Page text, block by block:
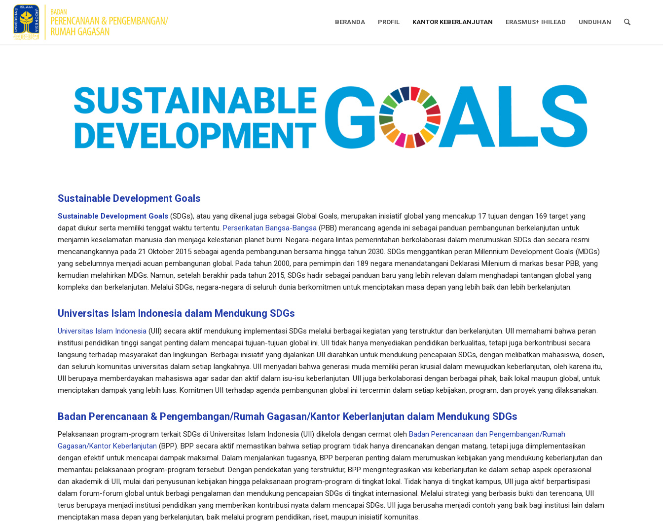
BERANDA PROFIL KANTOR KEBERLANJUTAN ERASMUS+ IHILEAD UNDUHAN
Sustainable Development Goals
Sustainable Development Goals (SDGs), atau yang dikenal juga sebagai Global Goals, merupakan inisiatif global yang mencakup 17 tujuan dengan 169 target yang
dapat diukur serta memiliki tenggat waktu tertentu.Perserikatan Bangsa-Bangsa (PBB) merancang agenda ini sebagai panduan pembangunan berkelanjutan untuk
menjamin keselamatan manusia dan menjaga kelestarian planet bumi. Negara-negara lintas pemerintahan berkolaborasi dalam merumuskan SDGs dan secara resmi
mencanangkannya pada 21 Oktober 2015 sebagai agenda pembangunan bersama hingga tahun 2030. SDGs menggantikan peran Millennium Development Goals (MDGs)
yang sebelumnya menjadi acuan pembangunan global. Pada tahun 2000, para pemimpin dari 189 negara menandatangani Deklarasi Milenium di markas besar PBB, yang
kemudian melahirkan MDGs. Namun, setelah berakhir pada tahun 2015, SDGs hadir sebagai panduan baru yang lebih relevan dalam menghadapi tantangan global yang
kompleks dan berkelanjutan. Melalui SDGs, negara-negara di seluruh dunia berkomitmen untuk menciptakan masa depan yang lebih baik dan lebih berkelanjutan.
Universitas Islam Indonesia dalam Mendukung SDGs
Universitas Islam Indonesia (UII) secara aktif mendukung implementasi SDGs melalui berbagai kegiatan yang terstruktur dan berkelanjutan. UII memahami bahwa peran
institusi pendidikan tinggi sangat penting dalam mencapai tujuan-tujuan global ini. UII tidak hanya menyediakan pendidikan berkualitas, tetapi juga berkontribusi secara
langsung terhadap masyarakat dan lingkungan. Berbagai inisiatif yang dijalankan UII diarahkan untuk mendukung pencapaian SDGs, dengan melibatkan mahasiswa, dosen,
dan seluruh komunitas universitas dalam setiap langkahnya. UII menyadari bahwa generasi muda memiliki peran krusial dalam mewujudkan keberlanjutan, oleh karena itu,
UII berupaya memberdayakan mahasiswa agar sadar dan aktif dalam isu-isu keberlanjutan. UII juga berkolaborasi dengan berbagai pihak, baik lokal maupun global, untuk
menciptakan dampak yang lebih luas. Komitmen UII terhadap agenda pembangunan global ini tercermin dalam setiap kebijakan, program, dan proyek yang dilaksanakan.
Badan Perencanaan & Pengembangan/Rumah Gagasan/Kantor Keberlanjutan dalam Mendukung SDGs
Pelaksanaan program-program terkait SDGs di Universitas Islam Indonesia (UII) dikelola dengan cermat olehBadan Perencanaan dan Pengembangan/Rumah
Gagasan/Kantor Keberlanjutan (BPP). BPP secara aktif memastikan bahwa setiap program tidak hanya direncanakan dengan matang, tetapi juga diimplementasikan
dengan efektif untuk mencapai dampak maksimal. Dalam menjalankan tugasnya, BPP berperan penting dalam merumuskan kebijakan yang mendukung keberlanjutan dan
memantau pelaksanaan program-program tersebut. Dengan pendekatan yang terstruktur, BPP mengintegrasikan visi keberlanjutan ke dalam setiap aspek operasional
dan akademik di UII, mulai dari penyusunan kebijakan hingga pelaksanaan program-program di tingkat lokal. Tidak hanya di tingkat kampus, UII juga aktif berpartisipasi
dalam forum-forum global untuk berbagi pengalaman dan mendukung pencapaian SDGs di tingkat internasional. Melalui strategi yang berbasis bukti dan terencana, UII
terus berupaya menjadi institusi pendidikan yang memberikan kontribusi nyata dalam mencapai SDGs. UII juga berusaha menjadi contoh yang baik bagi institusi lain dalam
menciptakan masa depan yang berkelanjutan, baik melalui program pendidikan, riset, maupun inisiatif komunitas.